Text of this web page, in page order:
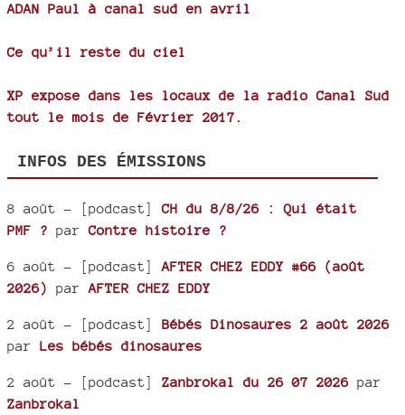
ADAN Paul à canal sud en avril
Ce qu’il reste du ciel
XP expose dans les locaux de la radio Canal Sud
tout le mois de Février 2017.
INFOS DES ÉMISSIONS
8 août - [podcast]CH du 8/8/26 : Qui était
PMF ? parContre histoire ?
6 août - [podcast] AFTER CHEZ EDDY #66 (août
2026)
par AFTER CHEZ EDDY
2 août - [podcast] Bébés Dinosaures 2 août 2026
par Les bébés dinosaures
2 août - [podcast] Zanbrokal du 26 07 2026 par
Zanbrokal